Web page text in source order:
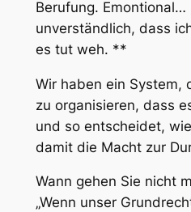
Berufung. Emontional…
unverständlich, dass
es tut weh. **
Wir haben ein System,
zu organisieren, dass
und so entscheidet,
damit die Macht zur
Wann gehen Sie nicht
„Wenn unser